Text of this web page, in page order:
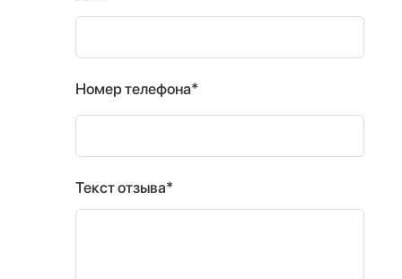
Номер телефона*
Текст отзыва*